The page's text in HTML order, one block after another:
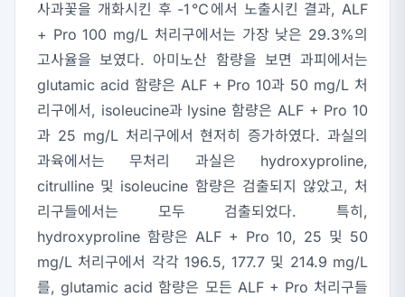
사과꽃을 개화시킨 후 -1℃에서 노출시킨 결과, ALF
+ Pro 100 mg/L 처리구에서는 가장 낮은 29.3%의
고사율을 보였다. 아미노산 함량을 보면 과피에서는
glutamic acid 함량은 ALF + Pro 10과 50 mg/L 처
리구에서, isoleucine과 lysine 함량은 ALF + Pro 10
과 25 mg/L 처리구에서 현저히 증가하였다. 과실의
과육에서는 무처리 과실은 hydroxyproline,
citrulline 및 isoleucine 함량은 검출되지 않았고, 처
리구들에서는 모두 검출되었다. 특히,
hydroxyproline 함량은 ALF + Pro 10, 25 및 50
mg/L 처리구에서 각각 196.5, 177.7 및 214.9 mg/L
를, glutamic acid 함량은 모든 ALF + Pro 처리구들